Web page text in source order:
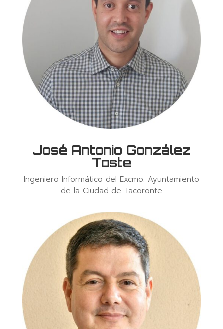
José Antonio González
Toste
Ingeniero Informático del Excmo. Ayuntamiento
de la Ciudad de Tacoronte